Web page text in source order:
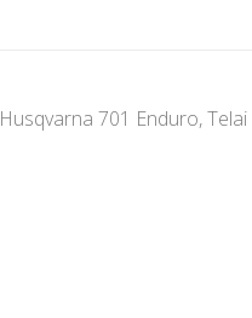
Husqvarna 701 Enduro,Telai